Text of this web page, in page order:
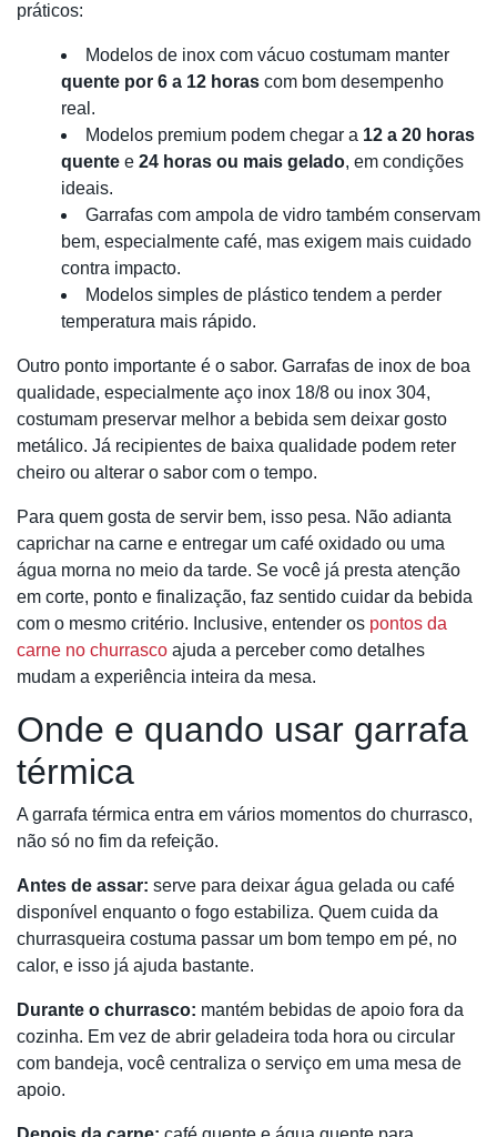
práticos:
Modelos de inox com vácuo costumam manter
quente por 6 a 12 horas com bom desempenho
real.
Modelos premium podem chegar a 12 a 20 horas
quente e 24 horas ou mais gelado, em condições
ideais.
Garrafas com ampola de vidro também conservam
bem, especialmente café, mas exigem mais cuidado
contra impacto.
Modelos simples de plástico tendem a perder
temperatura mais rápido.
Outro ponto importante é o sabor. Garrafas de inox de boa
qualidade, especialmente aço inox 18/8 ou inox 304,
costumam preservar melhor a bebida sem deixar gosto
metálico. Já recipientes de baixa qualidade podem reter
cheiro ou alterar o sabor com o tempo.
Para quem gosta de servir bem, isso pesa. Não adianta
caprichar na carne e entregar um café oxidado ou uma
água morna no meio da tarde. Se você já presta atenção
em corte, ponto e finalização, faz sentido cuidar da bebida
com o mesmo critério. Inclusive, entender os pontos da
carne no churrasco ajuda a perceber como detalhes
mudam a experiência inteira da mesa.
Onde e quando usar garrafa
térmica
A garrafa térmica entra em vários momentos do churrasco,
não só no fim da refeição.
Antes de assar: serve para deixar água gelada ou café
disponível enquanto o fogo estabiliza. Quem cuida da
churrasqueira costuma passar um bom tempo em pé, no
calor, e isso já ajuda bastante.
Durante o churrasco: mantém bebidas de apoio fora da
cozinha. Em vez de abrir geladeira toda hora ou circular
com bandeja, você centraliza o serviço em uma mesa de
apoio.